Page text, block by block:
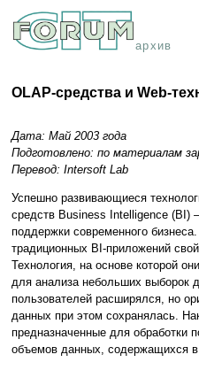
архив
OLAP-средства и Web-
Дата: Май 2003 года
Подготовлено: по материалам
Перевод: Intersoft Lab
Успешно развивающиеся
средств Business Intelligence (BI)
поддержки современного
традиционных BI-приложений
Технология, на основе которой
для анализа небольших выборок
пользователей расширялся, но
данных при этом сохранялась.
предназначенные для обработки
объемов данных, содержащихся